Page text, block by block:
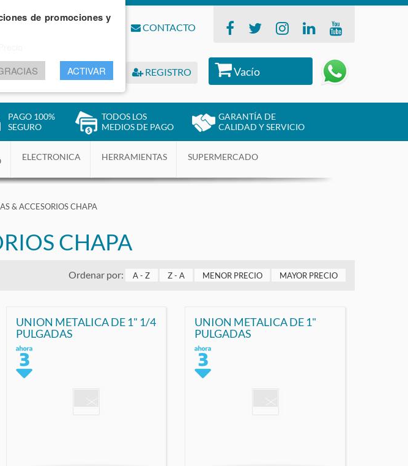
BLOG CONTACTO
INGRESAR REGISTRO Vacío
PAGO 100%
SEGURO
TODOS LOS
MEDIOS DE PAGO
GARANTÍA DE
CALIDAD Y SERVICIO
ELECTRONICA HERRAMIENTAS SUPERMERCADO
& ACCESORIOS CHAPA
CHAPA
Ordenar por: A - Z Z - A MENOR PRECIO MAYOR PRECIO
UNION METALICA DE 1" 1/4
PULGADAS
UNION METALICA DE 1"
PULGADAS
de promociones y
ACTIVAR